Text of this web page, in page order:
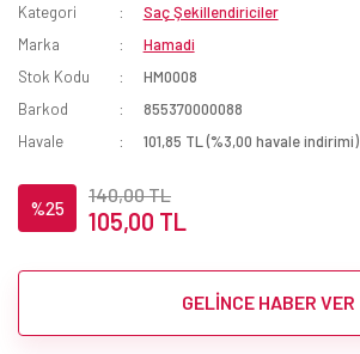
Kategori
Saç Şekillendiriciler
Marka
Hamadi
Stok Kodu
HM0008
Barkod
855370000088
Havale
101,85 TL (%3,00 havale indirimi)
%25
140,00 TL
105,00 TL
GELİNCE HABER VER